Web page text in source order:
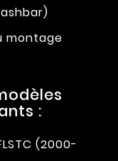
montage
:
(2000-